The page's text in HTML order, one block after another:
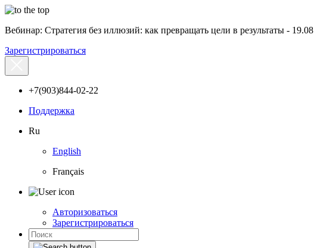
Вебинар: Стратегия без иллюзий: как превращать цели в результаты - 19.08
Зарегистрироваться
+7(903)844-02-22
Поддержка
Ru
English
Français
Авторизоваться
Зарегистрироваться